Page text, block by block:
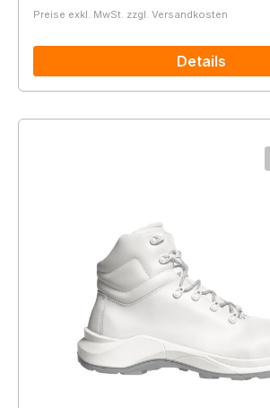
Preise exkl. MwSt. zzgl. Versandkosten
Details